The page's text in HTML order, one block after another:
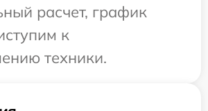
расчет, график
к
техники.